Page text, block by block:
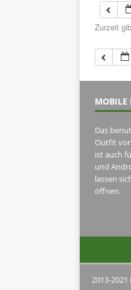
Zurzeit
MOBILE
Das
Outfit
ist auch
und
lassen
öffnen.
2013-